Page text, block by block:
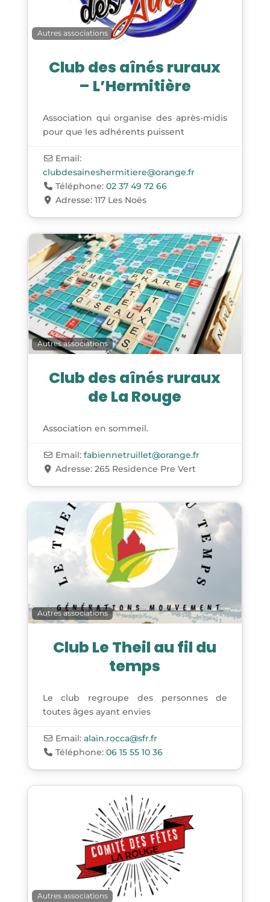
Autres associations
Club des aînés ruraux
– L’Hermitière
Association qui organise des après-midis
pour que les adhérents puissent
Email:
clubdesaineshermitiere@orange.fr
Téléphone:02 37 49 72 66
Adresse:117 Les Noës
Autres associations
Club des aînés ruraux
de La Rouge
Association en sommeil.
Email:fabiennetruillet@orange.fr
Adresse:265 Residence Pre Vert
Autres associations
Club Le Theil au fil du
temps
Le club regroupe des personnes de
toutes âges ayant envies
Email:alain.rocca@sfr.fr
Téléphone:06 15 55 10 36
Autres associations